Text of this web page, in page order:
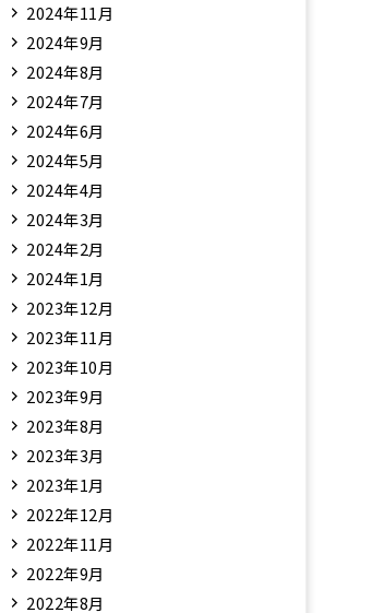
2024年11月
2024年9月
2024年8月
2024年7月
2024年6月
2024年5月
2024年4月
2024年3月
2024年2月
2024年1月
2023年12月
2023年11月
2023年10月
2023年9月
2023年8月
2023年3月
2023年1月
2022年12月
2022年11月
2022年9月
2022年8月